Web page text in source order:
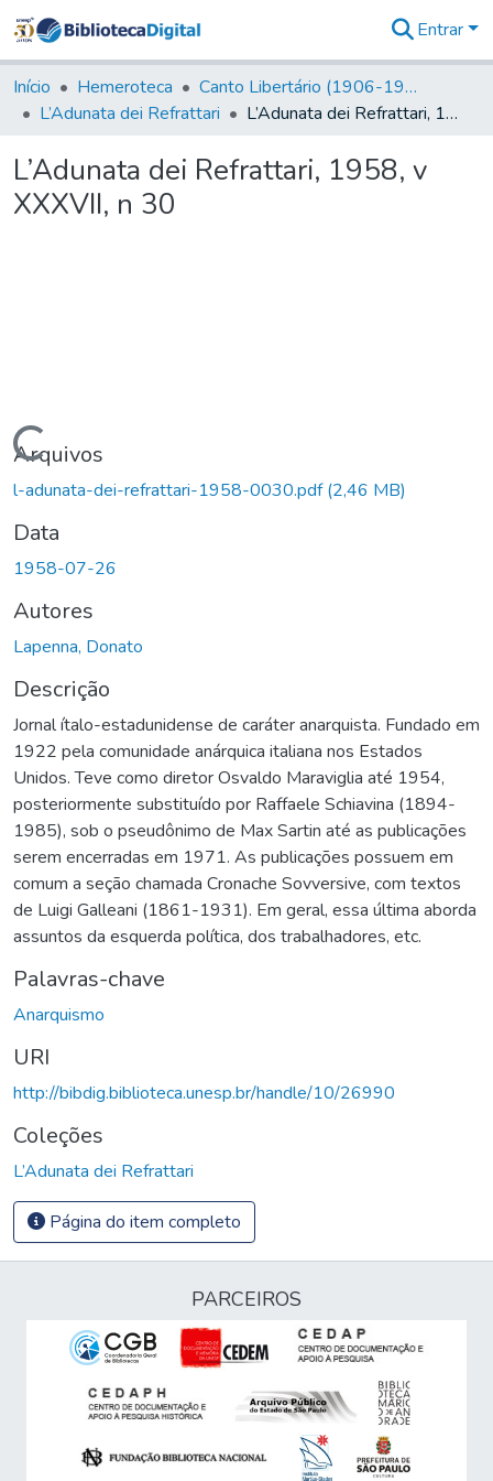
&
Coleções
Tudo na
Digital
Entrar
Início Hemeroteca
Canto Libertário (1906-1995)
L’Adunata dei Refrattari
L’Adunata dei Refrattari, 1958, v XXXVII, n 30
L’Adunata dei Refrattari, 1958, v
XXXVII, n 30
Carregando...
Arquivos
l-adunata-dei-refrattari-1958-0030.pdf(2,46 MB)
Data
1958-07-26
Autores
Lapenna, Donato
Descrição
Jornal ítalo-estadunidense de caráter anarquista. Fundado em
1922 pela comunidade anárquica italiana nos Estados
Unidos. Teve como diretor Osvaldo Maraviglia até 1954,
posteriormente substituído por Raffaele Schiavina (1894-
1985), sob o pseudônimo de Max Sartin até as publicações
serem encerradas em 1971. As publicações possuem em
comum a seção chamada Cronache Sovversive, com textos
de Luigi Galleani (1861-1931). Em geral, essa última aborda
assuntos da esquerda política, dos trabalhadores, etc.
Palavras-chave
Anarquismo
URI
http://bibdig.biblioteca.unesp.br/handle/10/26990
Coleções
L’Adunata dei Refrattari
Página do item completo
PARCEIROS